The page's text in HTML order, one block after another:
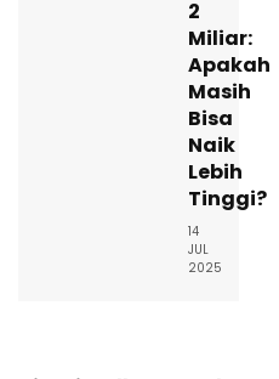
2
Miliar:
Apakah
Masih
Bisa
Naik
Lebih
Tinggi?
14
JUL
2025